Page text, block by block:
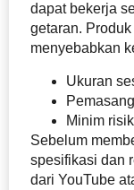
dapat bekerja
getaran.
menyebabkan
Ukuran
Minim
Sebelum
spesifikasi dan
dari YouTube